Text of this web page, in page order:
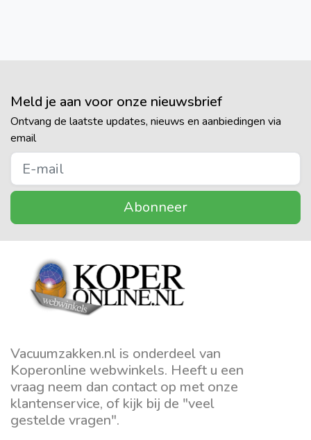
Meld je aan voor onze nieuwsbrief
Ontvang de laatste updates, nieuws en aanbiedingen via
email
Abonneer
Vacuumzakken.nl is onderdeel van
Koperonline webwinkels. Heeft u een
vraag neem dan contact op met onze
klantenservice, of kijk bij de "veel
gestelde vragen".